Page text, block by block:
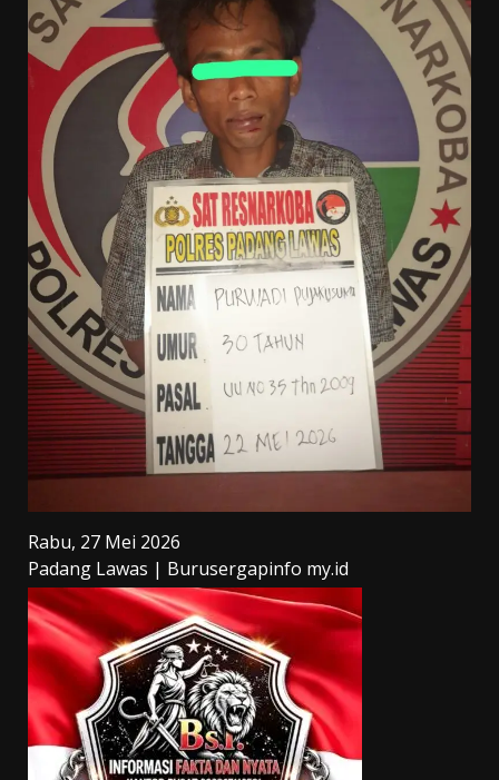
Rabu, 27 Mei 2026
Padang Lawas | Burusergapinfo my.id